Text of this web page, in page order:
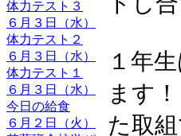
体力テスト３
６月３日（水）
体力テスト２
６月３日（水）
体力テスト１
６月３日（水）
今日の給食
６月２日（火）
１年
ます
た取組